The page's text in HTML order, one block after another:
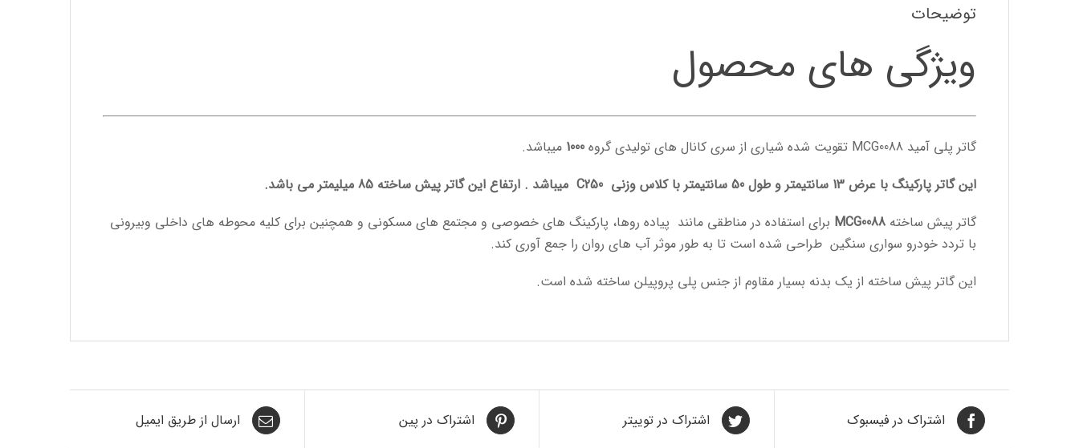
توضیحات
ویژگی های محصول
گاتر پلی آمید MCG0088 تقویت شده شیاری از سری کانال های تولیدی گروه 1000 میباشد.
این گاتر پارکینگ با عرض 13 سانتیمتر و طول 50 سانتیمتر با کلاس وزنی C250 میباشد . ارتفاع این گاتر پیش ساخته 85 میلیمتر می باشد.
گاتر پیش ساخته MCG0088 برای استفاده در مناطقی مانند پیاده روها، پارکینگ های خصوصی و مجتمع های مسکونی و همچنین برای کلیه محوطه های داخلی وبیرونی
با تردد خودرو سواری سنگین طراحی شده است تا به طور موثر آب های روان را جمع آوری کند.
این گاتر پیش ساخته از یک بدنه بسیار مقاوم از جنس پلی پروپیلن ساخته شده است.
اشتراک در فیسبوک اشتراک در توییتر اشتراک در پین ارسال از طریق ایمیل